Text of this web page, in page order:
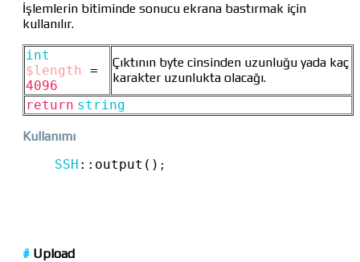
İşlemlerin bitiminde sonucu ekrana bastırmak için
kullanılır.
int
$length
=
4096
Çıktının byte cinsinden uzunluğu yada kaç
karakter uzunlukta olacağı.
return string
Kullanımı
SSH :: output() ;
# Upload